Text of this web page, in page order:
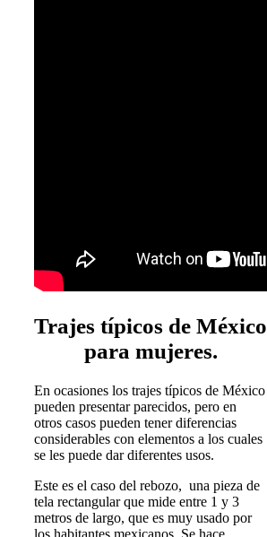
Trajes típicos de México
para mujeres.
En ocasiones los trajes típicos de México
pueden presentar parecidos, pero en
otros casos pueden tener diferencias
considerables con elementos a los cuales
se les puede dar diferentes usos.
Este es el caso del rebozo, una pieza de
tela rectangular que mide entre 1 y 3
metros de largo, que es muy usado por
los habitantes mexicanos. Se hace